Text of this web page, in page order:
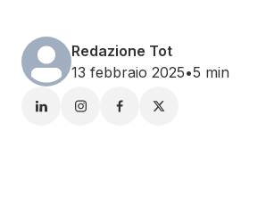
Redazione Tot
13 febbraio 2025•5 min